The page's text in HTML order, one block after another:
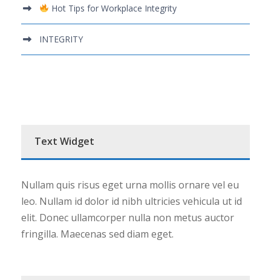
Hot Tips for Workplace Integrity
INTEGRITY
Text Widget
Nullam quis risus eget urna mollis ornare vel eu
leo. Nullam id dolor id nibh ultricies vehicula ut id
elit. Donec ullamcorper nulla non metus auctor
fringilla. Maecenas sed diam eget.